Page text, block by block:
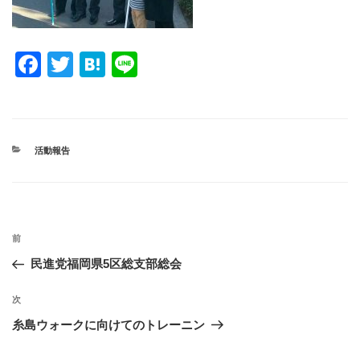
F
e
T
H
カ
活動報告
投
ナ
ビ
ゲ
過
去
投
稿
前
民進党福岡県5区総支部総会
次
の
次
糸島ウォークに向けてのトレーニン